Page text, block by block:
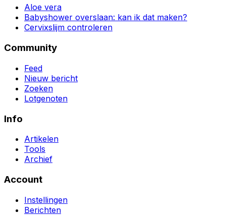
Aloe vera
Babyshower overslaan: kan ik dat maken?
Cervixslijm controleren
Community
Feed
Nieuw bericht
Zoeken
Lotgenoten
Info
Artikelen
Tools
Archief
Account
Instellingen
Berichten